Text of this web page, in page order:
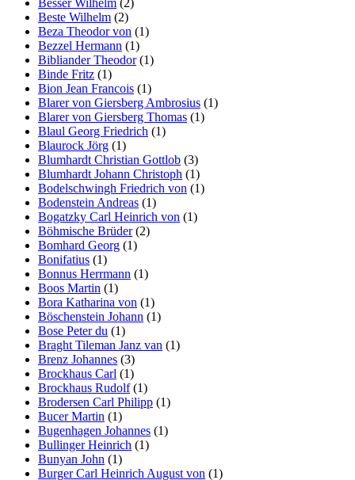
Beste Wilhelm (2)
Beza Theodor von (1)
Bezzel Hermann (1)
Bibliander Theodor(1)
Binde Fritz (1)
Bion Jean Francois (1)
Blarer von Giersberg Ambrosius (1)
Blarer von Giersberg Thomas (1)
Blaul Georg Friedrich (1)
Blaurock Jörg (1)
Blumhardt Christian Gottlob (3)
Blumhardt Johann Christoph (1)
Bodelschwingh Friedrich von (1)
Bodenstein Andreas (1)
Bogatzky Carl Heinrich von (1)
Böhmische Brüder(2)
Bomhard Georg (1)
Bonifatius (1)
Bonnus Herrmann (1)
Boos Martin (1)
Bora Katharina von (1)
Böschenstein Johann (1)
Bose Peter du (1)
Braght Tileman Janz van (1)
Brenz Johannes (3)
Brockhaus Carl (1)
Brockhaus Rudolf(1)
Brodersen Carl Philipp (1)
Bucer Martin (1)
Bugenhagen Johannes (1)
Bullinger Heinrich (1)
Bunyan John (1)
Burger Carl Heinrich August von (1)